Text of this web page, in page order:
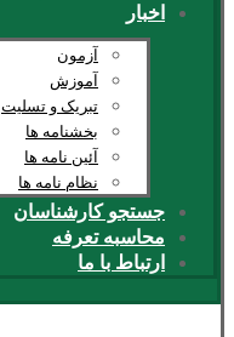
اخبار
آزمون
آموزش
تبریک و تسلیت
بخشنامه ها
آئین نامه ها
نظام نامه ها
جستجو کارشناسان
محاسبه تعرفه
ارتباط با ما